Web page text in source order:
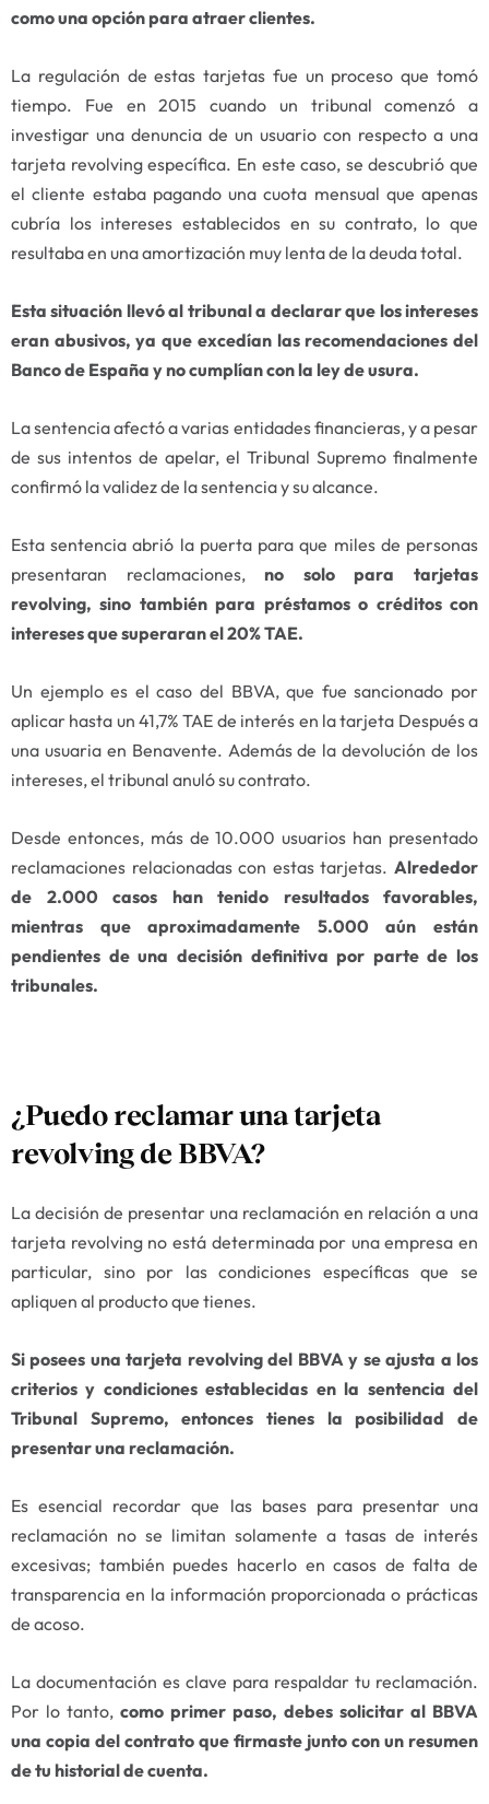
como una opción para atraer clientes.
La regulación de estas tarjetas fue un proceso que tomó
tiempo. Fue en 2015 cuando un tribunal comenzó a
investigar una denuncia de un usuario con respecto a una
tarjeta revolving específica. En este caso, se descubrió que
el cliente estaba pagando una cuota mensual que apenas
cubría los intereses establecidos en su contrato, lo que
resultaba en una amortización muy lenta de la deuda total.
Esta situación llevó al tribunal a declarar que los intereses
eran abusivos, ya que excedían las recomendaciones del
Banco de España y no cumplían con la ley de usura.
La sentencia afectó a varias entidades financieras, y a pesar
de sus intentos de apelar, el Tribunal Supremo finalmente
confirmó la validez de la sentencia y su alcance.
Esta sentencia abrió la puerta para que miles de personas
presentaran reclamaciones,no solo para tarjetas
revolving, sino también para préstamos o créditos con
intereses que superaran el 20% TAE.
Un ejemplo es el caso del BBVA, que fue sancionado por
aplicar hasta un 41,7% TAE de interés en la tarjeta Después a
una usuaria en Benavente. Además de la devolución de los
intereses, el tribunal anuló su contrato.
Desde entonces, más de 10.000 usuarios han presentado
reclamaciones relacionadas con estas tarjetas. Alrededor
de 2.000 casos han tenido resultados favorables,
mientras que aproximadamente 5.000 aún están
pendientes de una decisión definitiva por parte de los
tribunales.
¿Puedo reclamar una tarjeta
revolving de BBVA?
La decisión de presentar una reclamación en relación a una
tarjeta revolving no está determinada por una empresa en
particular, sino por las condiciones específicas que se
apliquen al producto que tienes.
Si posees una tarjeta revolving del BBVA y se ajusta a los
criterios y condiciones establecidas en la sentencia del
Tribunal Supremo, entonces tienes la posibilidad de
presentar una reclamación.
Es esencial recordar que las bases para presentar una
reclamación no se limitan solamente a tasas de interés
excesivas; también puedes hacerlo en casos de falta de
transparencia en la información proporcionada o prácticas
de acoso.
La documentación es clave para respaldar tu reclamación.
Por lo tanto, como primer paso, debes solicitar al BBVA
una copia del contrato que firmaste junto con un resumen
de tu historial de cuenta.